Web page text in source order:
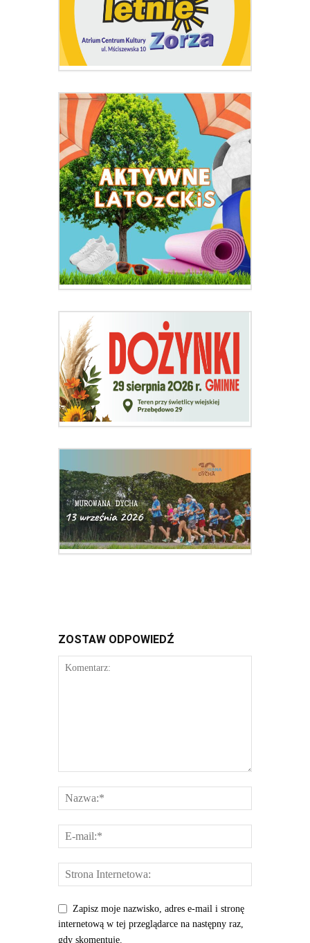
ZOSTAW ODPOWIEDŹ
Zapisz moje nazwisko, adres e-mail i stronę
internetową w tej przeglądarce na następny raz,
gdy skomentuję.